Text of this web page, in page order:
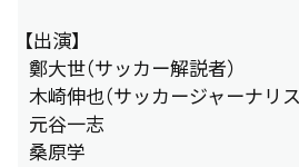
【出演】
鄭大世（サッカー解説者）
木崎伸也（サッカージャーナリス
元谷一志
桑原学